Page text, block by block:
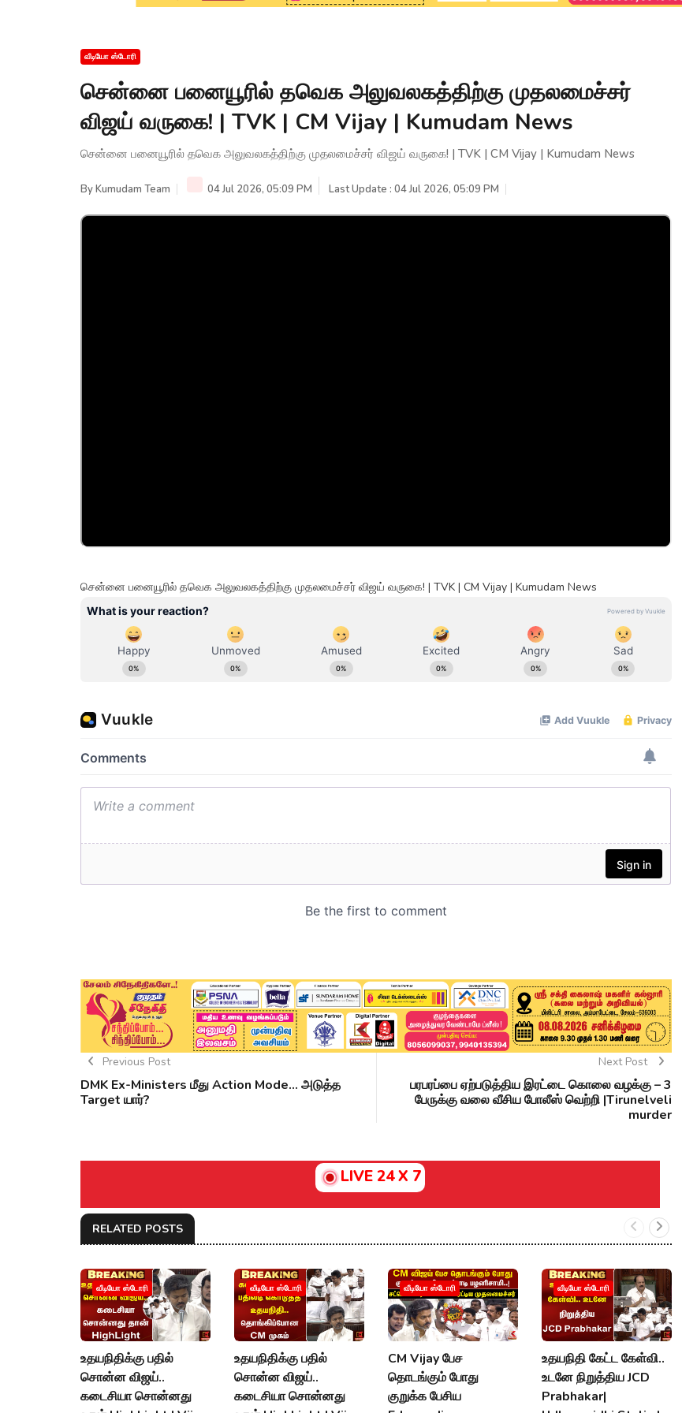
வீடியோ ஸ்டோரி
சென்னை பனையூரில் தவெக அலுவலகத்திற்கு முதலமைச்சர்
விஜய் வருகை! | TVK | CM Vijay | Kumudam News
சென்னை பனையூரில் தவெக அலுவலகத்திற்கு முதலமைச்சர் விஜய் வருகை! | TVK | CM Vijay | Kumudam News
ByKumudam Team 04 Jul 2026, 05:09 PM Last Update : 04 Jul 2026, 05:09 PM
சென்னை பனையூரில் தவெக அலுவலகத்திற்கு முதலமைச்சர் விஜய் வருகை! | TVK | CM Vijay | Kumudam News
Previous Post
DMK Ex-Ministers மீது Action Mode... அடுத்த
Target யார்?
Next Post
பரபரப்பை ஏற்படுத்திய இரட்டை கொலை வழக்கு – 3
பேருக்கு வலை வீசிய போலீஸ் வெற்றி |Tirunelveli
murder
LIVE 24 X 7
RELATED POSTS
வீடியோ ஸ்டோரி
உதயநிதிக்கு பதில்
சொன்ன விஜய்..
கடைசியா சொன்னது
வீடியோ ஸ்டோரி
உதயநிதிக்கு பதில்
சொன்ன விஜய்..
கடைசியா சொன்னது
வீடியோ ஸ்டோரி
CM Vijay பேச
தொடங்கும் போது
குறுக்க பேசிய
வீடியோ ஸ்டோரி
உதயநிதி கேட்ட கேள்வி..
உடனே நிறுத்திய JCD
Prabhakar|